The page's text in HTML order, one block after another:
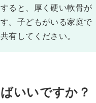
ると、厚く硬い軟骨が
。子どもがいる家庭で
有してください。
いいですか？